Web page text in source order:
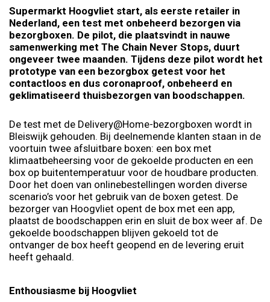
Supermarkt Hoogvliet start, als eerste retailer in
Nederland, een test met onbeheerd bezorgen via
bezorgboxen. De pilot, die plaatsvindt in nauwe
samenwerking met The Chain Never Stops, duurt
ongeveer twee maanden. Tijdens deze pilot wordt het
prototype van een bezorgbox getest voor het
contactloos en dus coronaproof, onbeheerd en
geklimatiseerd thuisbezorgen van boodschappen.
De test met de Delivery@Home-bezorgboxen wordt in
Bleiswijk gehouden. Bij deelnemende klanten staan in de
voortuin twee afsluitbare boxen: een box met
klimaatbeheersing voor de gekoelde producten en een
box op buitentemperatuur voor de houdbare producten.
Door het doen van onlinebestellingen worden diverse
scenario’s voor het gebruik van de boxen getest. De
bezorger van Hoogvliet opent de box met een app,
plaatst de boodschappen erin en sluit de box weer af. De
gekoelde boodschappen blijven gekoeld tot de
ontvanger de box heeft geopend en de levering eruit
heeft gehaald.
Enthousiasme bij Hoogvliet